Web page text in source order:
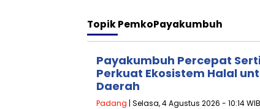
TopikPemkoPayakumbuh
Payakumbuh Percepat
Perkuat Ekosistem Halal
Daerah
Padang | Selasa, 4 Agustus 2026 - 10:14 WIB